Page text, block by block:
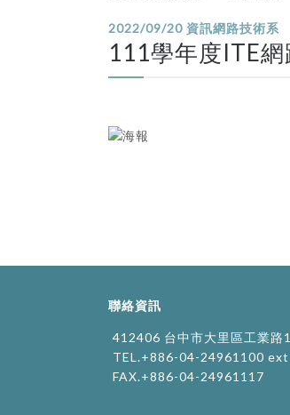
2022/09/20 資訊網路技術系
111學年度ITE
聯絡資訊
412406 台中市大里區工業路
TEL.+886-04-24961100
FAX.+886-04-24961117